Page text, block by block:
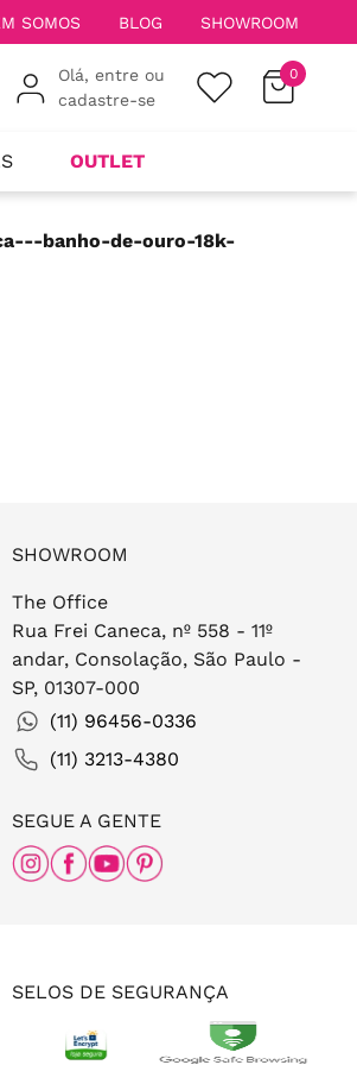
SOMOS BLOG SHOWROOM
Olá, entre ou
cadastre-se
0
OUTLET
banho-de-ouro-18k-
SHOWROOM
The Office
Rua Frei Caneca, nº 558 - 11º
andar, Consolação, São Paulo -
SP, 01307-000
(11) 96456-0336
(11) 3213-4380
SEGUE A GENTE
SELOS DE SEGURANÇA